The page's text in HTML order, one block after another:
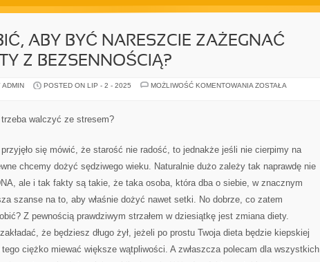
ABY BYĆ NARESZCIE ZAŻEGNAĆ
Z BEZSENNOŚCIĄ?
ADMIN POSTED ON LIP - 2 - 2025 MOŻLIWOŚĆ KOMENTOWANIA CO
BEZSENNOŚCIĄ?
ZOSTAŁA
walczyć ze stresem?
się mówić, że starość nie radość, to jednakże jeśli nie cierpimy na
chcemy dożyć sędziwego wieku. Naturalnie dużo zależy tak naprawdę nie
ale i tak fakty są takie, że taka osoba, która dba o siebie, w znacznym
szanse na to, aby właśnie dożyć nawet setki. No dobrze, co zatem
Z pewnością prawdziwym strzałem w dziesiątkę jest zmiana diety.
że będziesz długo żył, jeżeli po prostu Twoja dieta będzie kiepskiej
ciężko miewać większe wątpliwości. A zwłaszcza polecam dla wszystkich